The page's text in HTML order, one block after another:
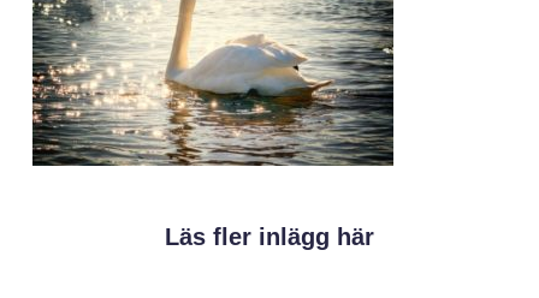
Läs fler inlägg här